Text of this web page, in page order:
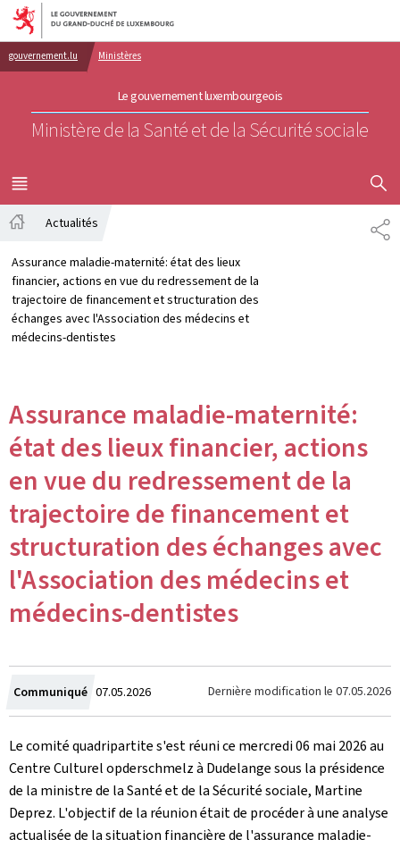
Aller au menu principal
Aller au contenu
gouvernement.lu Ministères
Le gouvernement luxembourgeois
Ministère de la Santé et de la Sécurité sociale
MENU
PRINCIPAL
Actualités
Assurance maladie-maternité: état des lieux
financier, actions en vue du redressement de la
trajectoire de financement et structuration des
échanges avec l'Association des médecins et
médecins-dentistes
Assurance maladie-maternité:
état des lieux financier, actions
en vue du redressement de la
trajectoire de financement et
structuration des échanges avec
l'Association des médecins et
médecins-dentistes
Communiqué Crée
le
07.05.2026 Dernière modification le 07.05.2026
Le comité quadripartite s'est réuni ce mercredi 06 mai 2026 au
Centre Culturel opderschmelz à Dudelange sous la présidence
de la ministre de la Santé et de la Sécurité sociale, Martine
Deprez. L'objectif de la réunion était de procéder à une analyse
actualisée de la situation financière de l'assurance maladie-